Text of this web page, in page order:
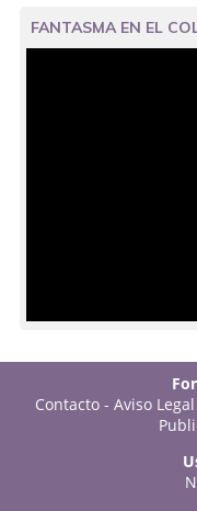
FANTASMA EN EL
Contacto -Aviso